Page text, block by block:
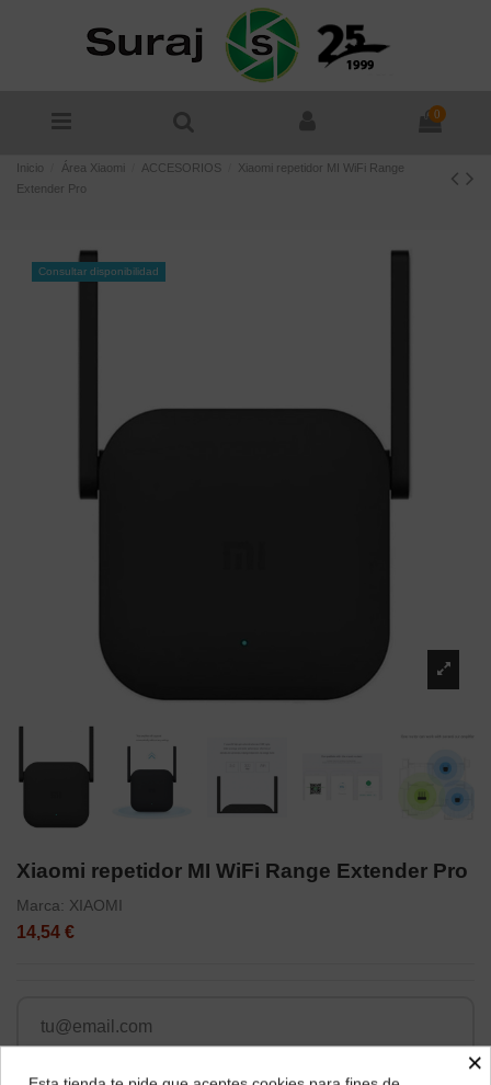
0
Inicio Área Xiaomi ACCESORIOS
Xiaomi repetidor MI WiFi Range
Extender Pro
Consultar disponibilidad
Xiaomi repetidor MI WiFi Range Extender Pro
Marca: XIAOMI
14,54 €
×